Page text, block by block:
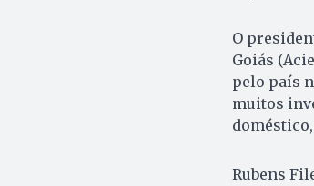
O
Goiás
pelo país
muitos
Rubens